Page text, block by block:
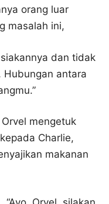
orang luar
masalah ini,
dan tidak
Hubungan antara
mengetuk
Charlie,
makanan